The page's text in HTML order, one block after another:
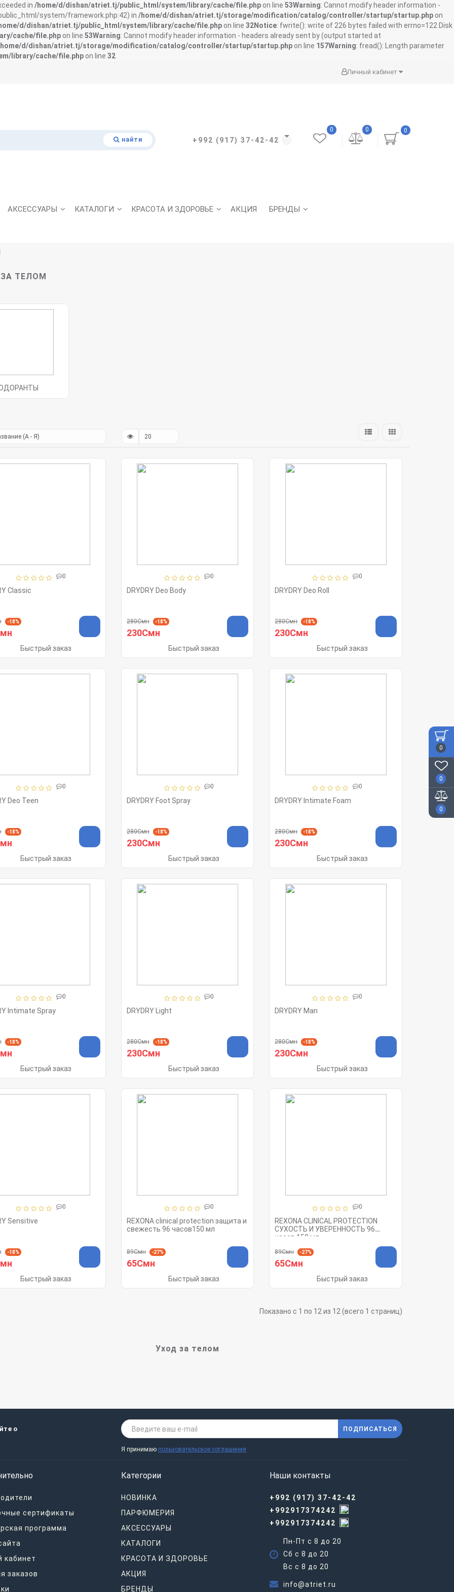
in /home/d/dishan/atriet.tj/public_html/system/library/cache/file.php on line 53Warning: Cannot modify header information -
system/framework.php:42) in /home/d/dishan/atriet.tj/storage/modification/catalog/controller/startup/startup.php on
d/dishan/atriet.tj/public_html/system/library/cache/file.php on line 32Notice: fwrite(): write of 226 bytes failed with errno=122 Disk
cache/file.php on line 53Warning: Cannot modify header information - headers already sent by (output started at
d/dishan/atriet.tj/storage/modification/catalog/controller/startup/startup.php on line 157Warning: fread(): Length parameter
library/cache/file.php on line 32
0
0
0
Личный кабинет
найти +992 (917) 37-42-42
0
0
0
АКСЕССУАРЫ КАТАЛОГИ КРАСОТА И ЗДОРОВЬЕ АКЦИЯ БРЕНДЫ
ТЕЛОМ
0
Classic
-18%
Быстрый заказ
0
DRYDRY Deo Body
280Смн -18%
230Смн
Быстрый заказ
0
DRYDRY Deo Roll
280Смн -18%
230Смн
Быстрый заказ
0
Deo Teen
-18%
Быстрый заказ
0
DRYDRY Foot Spray
280Смн -18%
230Смн
Быстрый заказ
0
DRYDRY Intimate Foam
280Смн -18%
230Смн
Быстрый заказ
0
Intimate Spray
-18%
Быстрый заказ
0
DRYDRY Light
280Смн -18%
230Смн
Быстрый заказ
0
DRYDRY Man
280Смн -18%
230Смн
Быстрый заказ
0
Sensitive
-18%
Быстрый заказ
0
REXONA clinical protection защита и
свежесть 96 часов150 мл
89Смн -27%
65Смн
Быстрый заказ
0
REXONA CLINICAL PROTECTION
СУХОСТЬ И УВЕРЕННОСТЬ 96
часов 150 мл
89Смн -27%
65Смн
Быстрый заказ
Показано с 1 по 12 из 12 (всего 1 страниц)
Уход за телом
о
ПОДПИСАТЬСЯ
Я принимаю пользовательское соглашения
сертификаты
программа
кабинет
заказов
Категории
НОВИНКА
ПАРФЮМЕРИЯ
АКСЕССУАРЫ
КАТАЛОГИ
КРАСОТА И ЗДОРОВЬЕ
АКЦИЯ
БРЕНДЫ
Наши контакты
+992 (917) 37-42-42
+992917374242
+992917374242
Пн-Пт с 8 до 20
Сб с 8 до 20
Вс c 8 до 20
info@atriet.ru